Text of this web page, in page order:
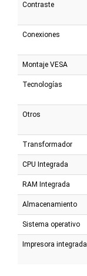
Contraste
Conexiones
Montaje VESA
Tecnologías
Otros
Transformador
CPU Integrada
RAM Integrada
Almacenamiento
Sistema operativo
Impresora integrada